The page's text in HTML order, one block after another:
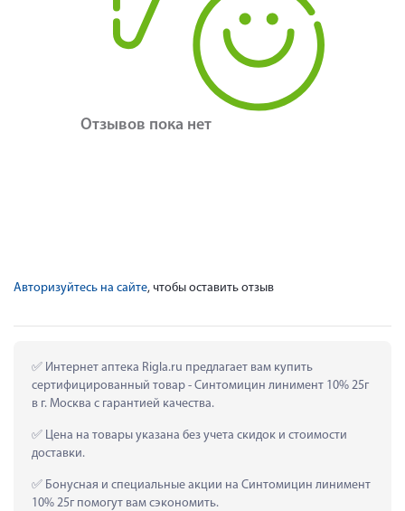
Отзывов пока нет
Авторизуйтесь на сайте, чтобы оставить отзыв
Интернет аптека Rigla.ru предлагает вам купить
сертифицированный товар - Синтомицин линимент 10% 25г
в г. Москва с гарантией качества.
Цена на товары указана без учета скидок и стоимости
доставки.
Бонусная и специальные акции на Синтомицин линимент
10% 25г помогут вам сэкономить.